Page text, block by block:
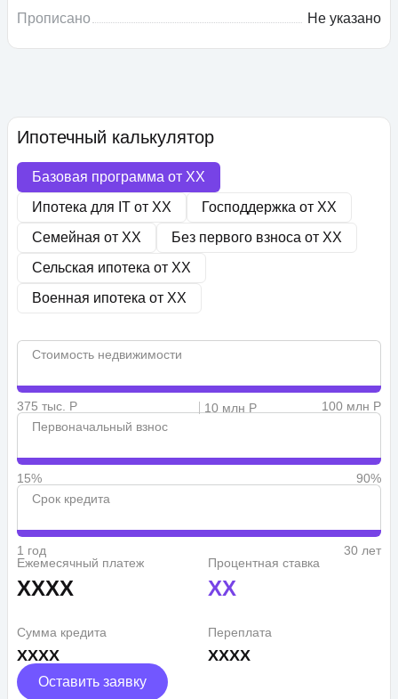
Прописано
Не указано
Ипотечный калькулятор
Базовая программа от XX
Ипотека для IT от XX Господдержка от XX
Семейная от XX Без первого взноса от XX
Сельская ипотека от XX
Военная ипотека от XX
Стоимость недвижимости
375 тыс. Р 10 млн Р
100 млн Р
Первоначальный взнос
15%
90%
Срок кредита
1 год
30 лет
Ежемесячный платеж
XXXX
Процентная ставка
XX
Сумма кредита
XXXX
Переплата
XXXX
Оставить заявку